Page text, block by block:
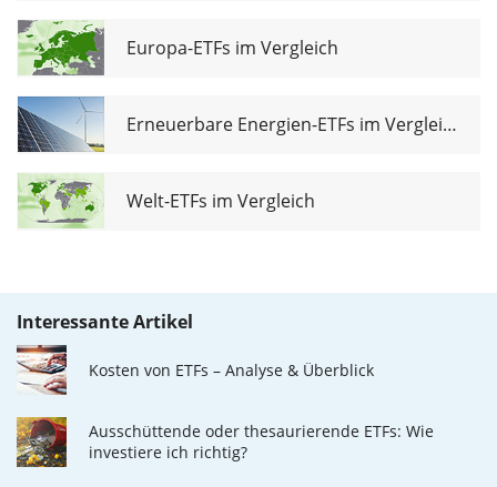
Europa-ETFs im Vergleich
Erneuerbare Energien-ETFs im Vergleich
Welt-ETFs im Vergleich
Interessante Artikel
Kosten von ETFs – Analyse & Überblick
Ausschüttende oder thesaurierende ETFs: Wie
investiere ich richtig?